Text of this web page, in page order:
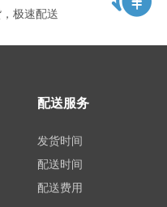
极速配送
配送服务
发货时间
配送时间
配送费用